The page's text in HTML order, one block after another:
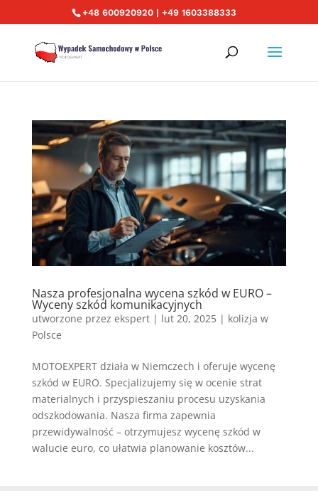
+48 600920920 | +49 1603388333
Nasza profesjonalna wycena szkód w EURO –
Wyceny szkód komunikacyjnych
utworzone przez ekspert| lut 20, 2025| kolizja w
Polsce
MOTOEXPERT działa w Niemczech i oferuje wycenę
szkód w EURO. Specjalizujemy się w ocenie strat
materialnych i przyspieszaniu procesu uzyskania
odszkodowania. Nasza firma zapewnia
przewidywalność – otrzymujesz wycenę szkód w
walucie euro, co ułatwia planowanie kosztów...